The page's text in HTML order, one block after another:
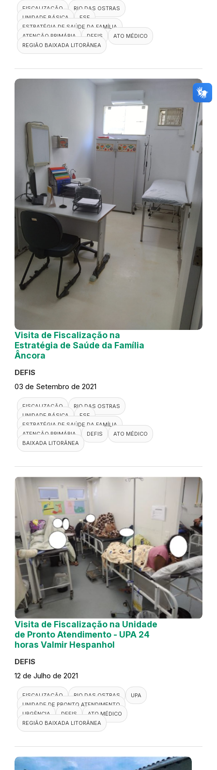
FISCALIZAÇÃO
RIO DAS OSTRAS
UNIDADE BÁSICA
ESF
ESTRATÉGIA DE SAÚDE DA FAMÍLIA
ATENÇÃO PRIMÁRIA
DEFIS
ATO MÉDICO
REGIÃO BAIXADA LITORÂNEA
Visita de Fiscalização na
Estratégia de Saúde da Família
Âncora
DEFIS
03 de Setembro de 2021
FISCALIZAÇÃO
RIO DAS OSTRAS
UNIDADE BÁSICA
ESF
ESTRATÉGIA DE SAÚDE DA FAMÍLIA
ATENÇÃO PRIMÁRIA
DEFIS
ATO MÉDICO
BAIXADA LITORÂNEA
Visita de Fiscalização na Unidade
de Pronto Atendimento - UPA 24
horas Valmir Hespanhol
DEFIS
12 de Julho de 2021
FISCALIZAÇÃO RIO DAS OSTRAS
UPA
UNIDADE DE PRONTO ATENDIMENTO
URGÊNCIA
DEFIS
ATO MÉDICO
REGIÃO BAIXADA LITORÂNEA